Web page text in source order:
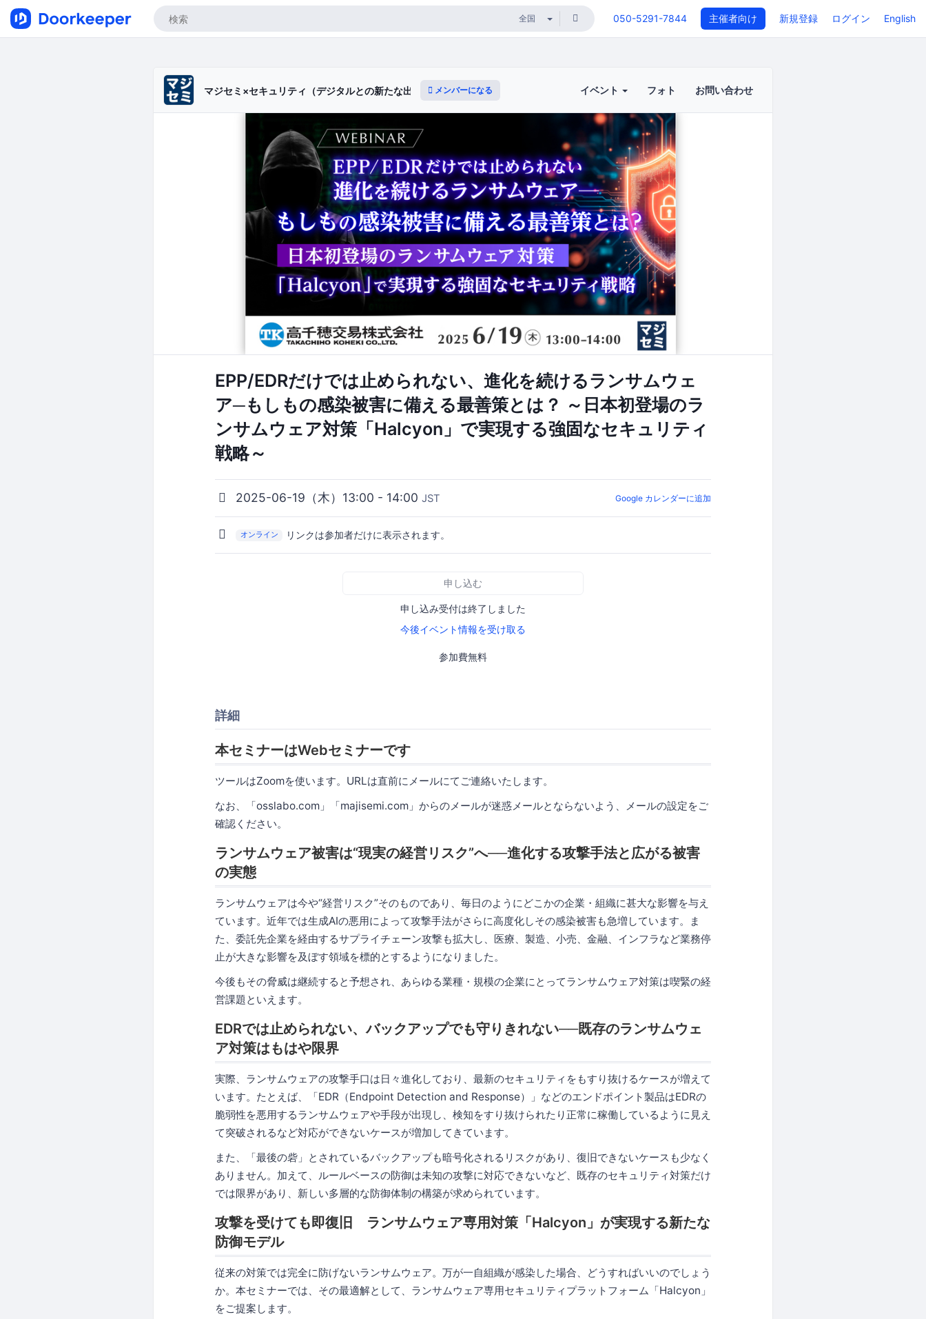
050-5291-7844 主催者向け 新規登録 ログイン English
マジセミ×セキュリティ（デジタルとの新たな出会いと体験）
メンバーになる イベント フォト お問い合わせ
EPP/EDRだけでは止められない、進化を続けるランサムウェ
ア─もしもの感染被害に備える最善策とは？ ～日本初登場のラ
ンサムウェア対策「Halcyon」で実現する強固なセキュリティ
戦略～
2025-06-19（木）13:00 - 14:00 JST Google カレンダーに追加
オンライン リンクは参加者だけに表示されます。
申し込む
申し込み受付は終了しました
今後イベント情報を受け取る
参加費無料
詳細
本セミナーはWebセミナーです
ツールはZoomを使います。URLは直前にメールにてご連絡いたします。
なお、「osslabo.com」「majisemi.com」からのメールが迷惑メールとならないよう、メールの設定をご
確認ください。
ランサムウェア被害は“現実の経営リスク”へ──進化する攻撃手法と広がる被害
の実態
ランサムウェアは今や“経営リスク”そのものであり、毎日のようにどこかの企業・組織に甚大な影響を与え
ています。近年では生成AIの悪用によって攻撃手法がさらに高度化しその感染被害も急増しています。ま
た、委託先企業を経由するサプライチェーン攻撃も拡大し、医療、製造、小売、金融、インフラなど業務停
止が大きな影響を及ぼす領域を標的とするようになりました。
今後もその脅威は継続すると予想され、あらゆる業種・規模の企業にとってランサムウェア対策は喫緊の経
営課題といえます。
EDRでは止められない、バックアップでも守りきれない──既存のランサムウェ
ア対策はもはや限界
実際、ランサムウェアの攻撃手口は日々進化しており、最新のセキュリティをもすり抜けるケースが増えて
います。たとえば、「EDR（Endpoint Detection and Response）」などのエンドポイント製品はEDRの
脆弱性を悪用するランサムウェアや手段が出現し、検知をすり抜けられたり正常に稼働しているように見え
て突破されるなど対応ができないケースが増加してきています。
また、「最後の砦」とされているバックアップも暗号化されるリスクがあり、復旧できないケースも少なく
ありません。加えて、ルールベースの防御は未知の攻撃に対応できないなど、既存のセキュリティ対策だけ
では限界があり、新しい多層的な防御体制の構築が求められています。
攻撃を受けても即復旧 ランサムウェア専用対策「Halcyon」が実現する新たな
防御モデル
従来の対策では完全に防げないランサムウェア。万が一自組織が感染した場合、どうすればいいのでしょう
か。本セミナーでは、その最適解として、ランサムウェア専用セキュリティプラットフォーム「Halcyon」
をご提案します。